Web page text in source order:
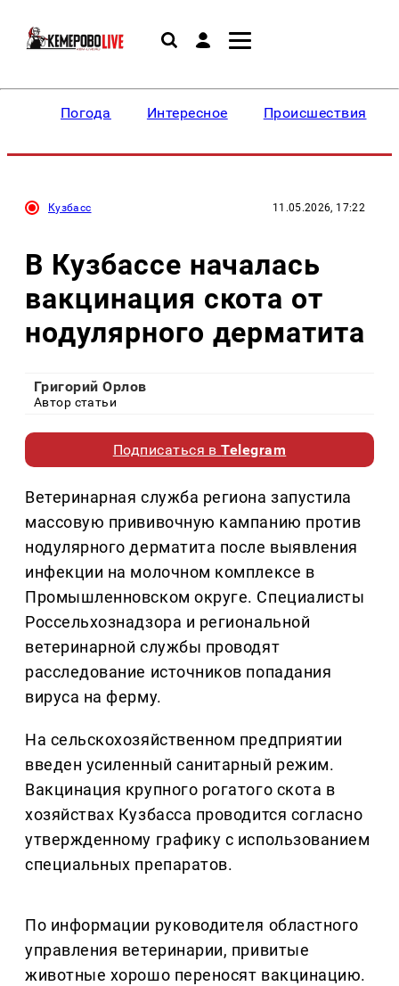
Погода Интересное Происшествия
Кузбасс 11.05.2026, 17:22
В Кузбассе началась
вакцинация скота от
нодулярного дерматита
Григорий Орлов
Автор статьи
Подписаться вTelegram
Ветеринарная служба региона запустила
массовую прививочную кампанию против
нодулярного дерматита после выявления
инфекции на молочном комплексе в
Промышленновском округе. Специалисты
Россельхознадзора и региональной
ветеринарной службы проводят
расследование источников попадания
вируса на ферму.
На сельскохозяйственном предприятии
введен усиленный санитарный режим.
Вакцинация крупного рогатого скота в
хозяйствах Кузбасса проводится согласно
утвержденному графику с использованием
специальных препаратов.
По информации руководителя областного
управления ветеринарии, привитые
животные хорошо переносят вакцинацию.